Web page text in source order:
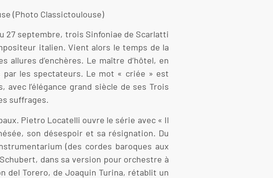
(Photo Classictoulouse)
27 septembre, trois Sinfoniae de Scarlatti
italien. Vient alors le temps de la
d’enchères. Le maître d’hôtel, en
par les spectateurs. Le mot « criée » est
l’élégance grand siècle de ses Trois
suffrages.
Pietro Locatelli ouvre le série avec « Il
son désespoir et sa résignation. Du
(des cordes baroques aux
dans sa version pour orchestre à
del Torero, de Joaquin Turina, rétablit un